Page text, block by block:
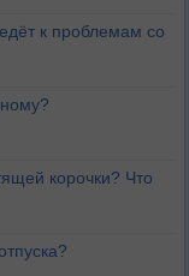
к проблемам со
корочки? Что